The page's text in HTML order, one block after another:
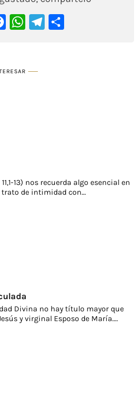
Facebook
WhatsApp
Telegram
13) nos recuerda algo esencial en
de intimidad con...
Divina no hay título mayor que
y virginal Esposo de María....